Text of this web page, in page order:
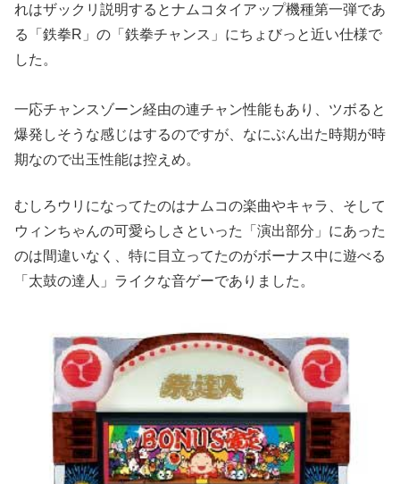
れはザックリ説明するとナムコタイアップ機種第一弾であ
る「鉄拳R」の「 鉄拳チャンス」にちょびっと近い仕様で
した。
一応チャンスゾーン経由の連チャン性能もあり、ツボると
爆発しそう な感じはするのですが、なにぶん出た時期が時
期なので出玉性能は控えめ。
むしろウリになってたのはナムコの楽曲やキャラ、そして
ウィンちゃんの可愛らしさといった「演出部分」にあった
のは間違いなく、特に目立ってたのがボーナス中に遊べる
「太鼓の達人」ライクな音ゲーでありました。